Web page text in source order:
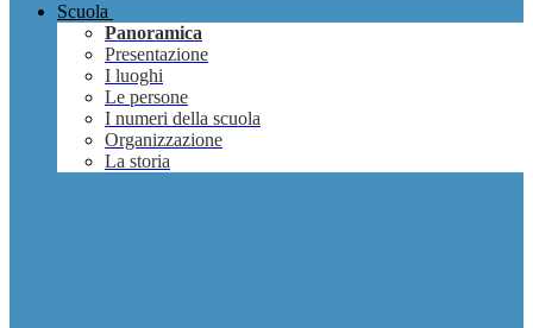
Scuola
Panoramica
Presentazione
I luoghi
Le persone
I numeri della scuola
Organizzazione
La storia